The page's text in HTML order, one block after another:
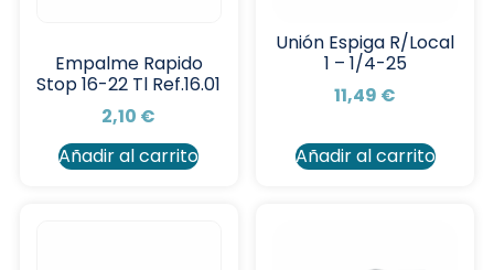
Empalme Rapido
Stop 16-22 Tl Ref.16.01
2,10 €
Añadir al carrito
Unión Espiga R/Local
1 – 1/4-25
11,49 €
Añadir al carrito